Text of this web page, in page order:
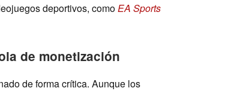
deportivos, comoEA Sports
de monetización
de forma crítica. Aunque los